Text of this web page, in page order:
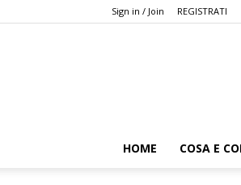
Sign in / Join REGISTRATI
HOME COSA E